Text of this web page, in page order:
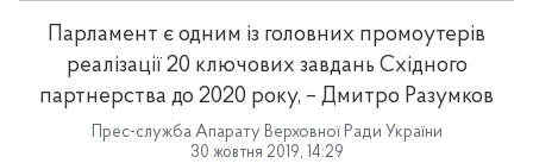
Парламент є одним із головних промоутерів
реалізації 20 ключових завдань Східного
партнерства до 2020 року, – Дмитро Разумков
Прес-служба Апарату Верховної Ради України
30 жовтня 2019, 14:29